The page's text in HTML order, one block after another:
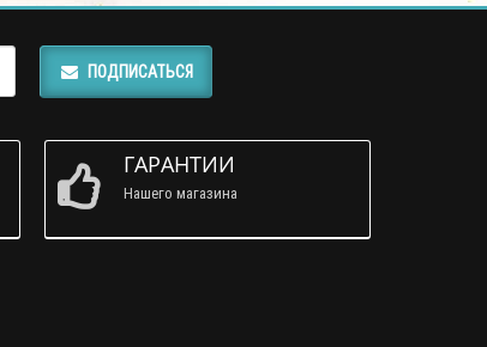
ПОДПИСАТЬСЯ
ГАРАНТИИ
Нашего магазина